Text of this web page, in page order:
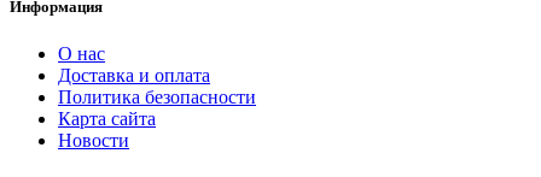
Информация
О нас
Доставка и оплата
Политика безопасности
Карта сайта
Новости